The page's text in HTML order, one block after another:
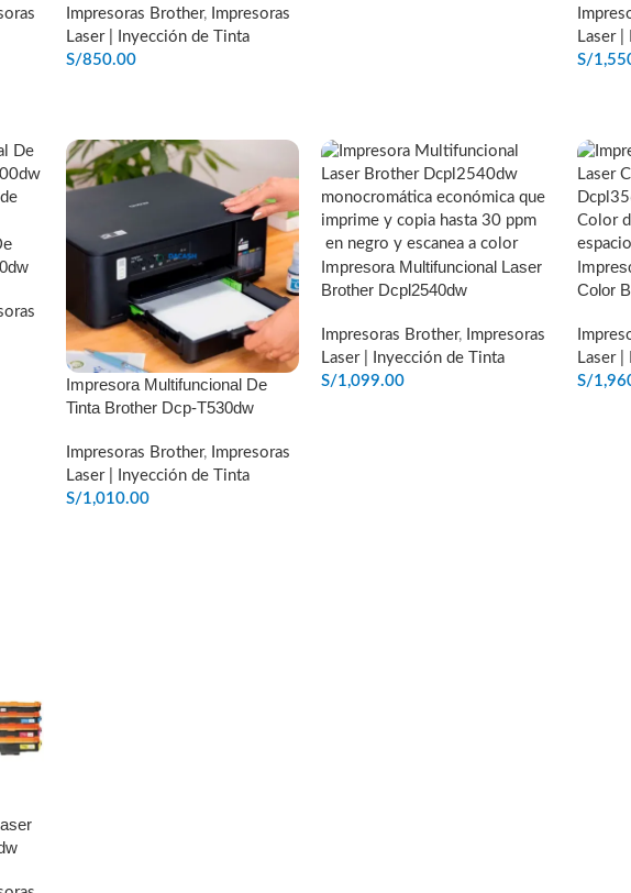
Impresoras Brother, Impresoras
Laser | Inyección de Tinta
S/850.00
Laser |
S/
Impresora Multifuncional De
Tinta Brother Dcp-T530dw
Impresoras Brother, Impresoras
Laser | Inyección de Tinta
S/1,010.00
Impresora Multifuncional Laser
Brother Dcpl2540dw
Impresoras Brother, Impresoras
Laser | Inyección de Tinta
S/1,099.00
Color
Laser |
S/